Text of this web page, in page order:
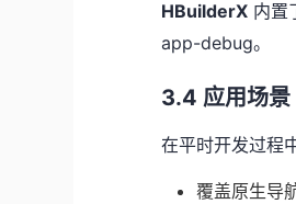
HBuilderX 内置
app-debug。
3.4 应用场景
在平时开发过程
覆盖原生导